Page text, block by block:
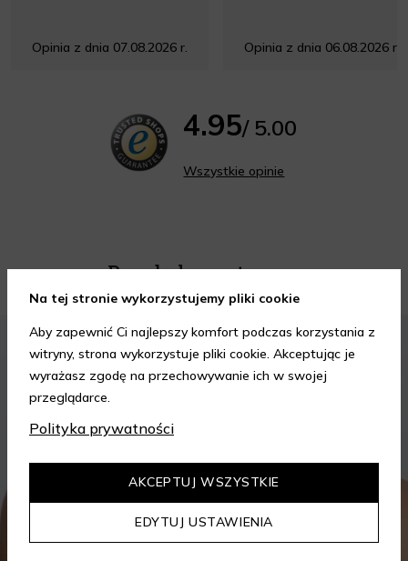
Opinia z dnia 07.08.2026 r. Opinia z dnia 06.08.2026 r.
4.95/ 5.00
Wszystkie opinie
Porady kosmetyczne
KOSMETYKI PIELĘGNACJA SKÓRY
Na tej stronie wykorzystujemy pliki cookie
Aby zapewnić Ci najlepszy komfort podczas korzystania z
witryny, strona wykorzystuje pliki cookie. Akceptując je
wyrażasz zgodę na przechowywanie ich w swojej
przeglądarce.
Polityka prywatności
EDYTUJ USTAWIENIA
AKCEPTUJ WSZYSTKIE